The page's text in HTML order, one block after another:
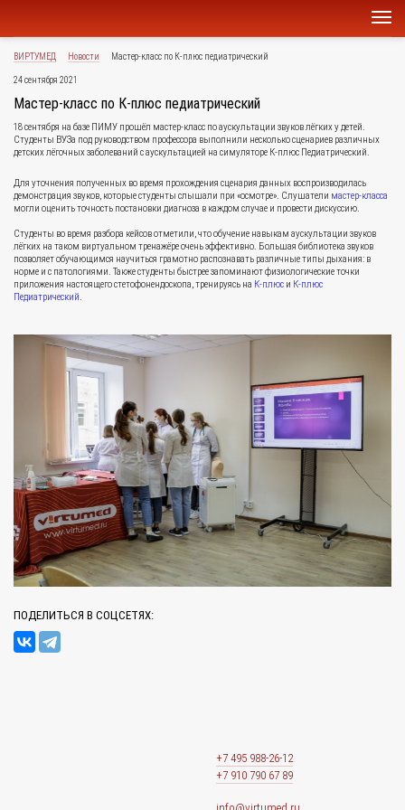
ВИРТУМЕД Новости Мастер-класс по К-плюс педиатрический
24 сентября 2021
Мастер-класс по К-плюс педиатрический
18 сентября на базе ПИМУ прошёл мастер-класс по аускультации звуков лёгких у детей.
Студенты ВУЗа под руководством профессора выполнили несколько сценариев различных
детских лёгочных заболеваний с аускультацией на симуляторе К-плюс Педиатрический.
Для уточнения полученных во время прохождения сценария данных воспроизводилась
демонстрация звуков, которые студенты слышали при «осмотре». Слушатели мастер-класса
могли оценить точность постановки диагноза в каждом случае и провести дискуссию.
Студенты во время разбора кейсов отметили, что обучение навыкам аускультации звуков
лёгких на таком виртуальном тренажёре очень эффективно. Большая библиотека звуков
позволяет обучающимся научиться грамотно распознавать различные типы дыхания: в
норме и с патологиями. Также студенты быстрее запоминают физиологические точки
приложения настоящего стетофонендоскопа, тренируясь на К-плюс и К-плюс
Педиатрический.
ПОДЕЛИТЬСЯ В СОЦСЕТЯХ:
+7 495 988-26-12
+7 910 790 67 89